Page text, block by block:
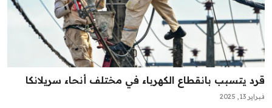
قرد يتسبب بانقطاع الكهرباء في مختلف أنحاء سريلانكا
فبراير 13, 2025